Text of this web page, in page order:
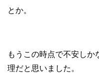
とか。
もうこの時点で不安し
理だと思いました。